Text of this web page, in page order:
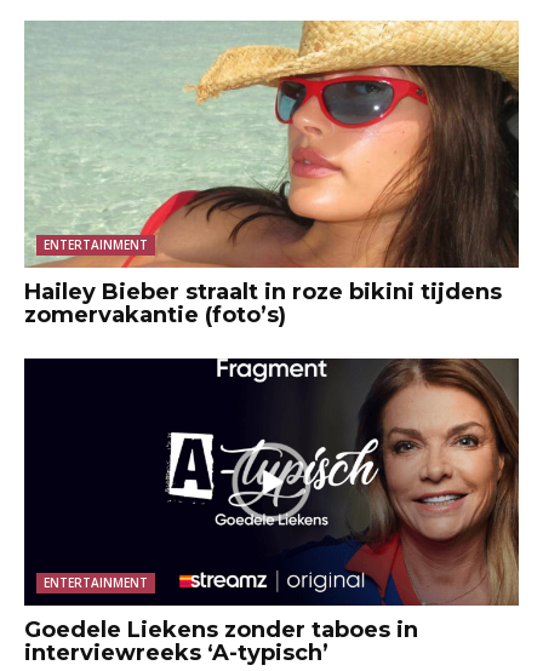
ENTERTAINMENT
Hailey Bieber straalt in roze bikini tijdens
zomervakantie (foto’s)
ENTERTAINMENT
Goedele Liekens zonder taboes in
interviewreeks ‘A-typisch’